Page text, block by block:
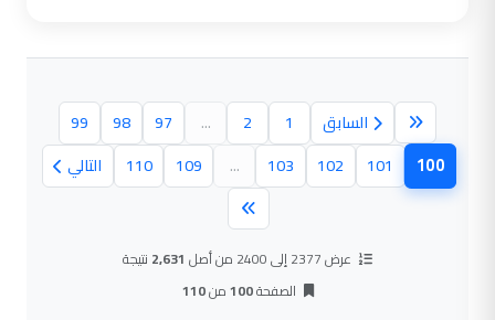
السابق 1
2
...
97
98
99
100(الصفحة الحالية)
101
102
103
...
109
110 التالي
عرض 2377 إلى 2400 من أصل 2,631 نتيجة
الصفحة100من110